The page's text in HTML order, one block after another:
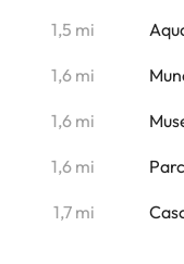
1,5 mi
1,6 mi
1,6 mi
1,6 mi
1,7 mi